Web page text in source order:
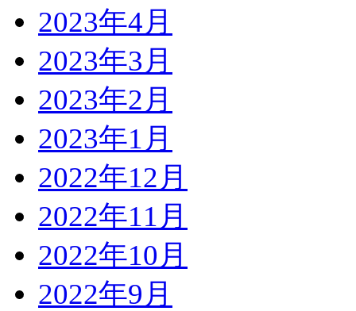
2023年4月
2023年3月
2023年2月
2023年1月
2022年12月
2022年11月
2022年10月
2022年9月